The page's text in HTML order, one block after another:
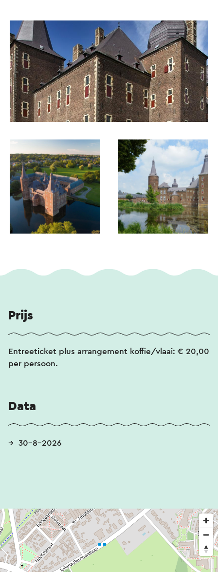
De waterwandeling is te reserveren op de
volgende data: 31 mei en 30 augustus.
De medewerkers verwachten je om 10.00 uur bij
de kasteelkassa voor aanvang van de wandeling.
Prijs
Entreeticket plus arrangement koffie/vlaai: € 20,00
per persoon.
Data
30-8-2026